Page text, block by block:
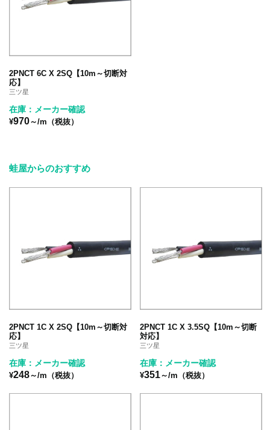
2PNCT 6C X 2SQ【10m～切断対
応】
三ツ星
在庫：メーカー確認
¥970～/m（税抜）
蛙屋からのおすすめ
2PNCT 1C X 2SQ【10m～切断対
応】
三ツ星
在庫：メーカー確認
¥248～/m（税抜）
2PNCT 1C X 3.5SQ【10m～切断
対応】
三ツ星
在庫：メーカー確認
¥351～/m（税抜）